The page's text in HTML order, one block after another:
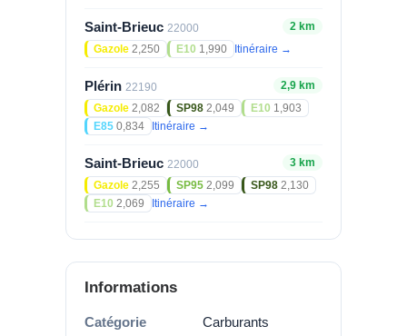
Saint-Brieuc 22000
2 km
Gazole 2,250 E10 1,990 Itinéraire →
Plérin 22190
2,9 km
Gazole 2,082 SP98 2,049 E10 1,903
E85 0,834 Itinéraire →
Saint-Brieuc 22000
3 km
Gazole 2,255 SP95 2,099 SP98 2,130
E10 2,069 Itinéraire →
Informations
Catégorie Carburants